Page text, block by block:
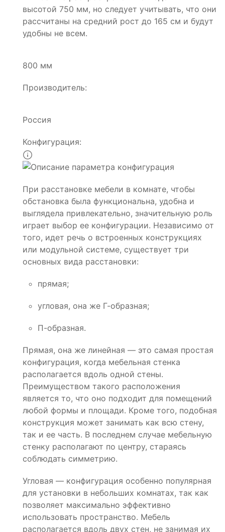
высотой 750 мм, но следует учитывать, что они
рассчитаны на средний рост до 165 см и будут
удобны не всем.
800 мм
Производитель:
Россия
Конфигурация:
При расстановке мебели в комнате, чтобы
обстановка была функциональна, удобна и
выглядела привлекательно, значительную роль
играет выбор ее конфигурации. Независимо от
того, идет речь о встроенных конструкциях
или модульной системе, существует три
основных вида расстановки:
прямая;
угловая, она же Г-образная;
П-образная.
Прямая, она же линейная — это самая простая
конфигурация, когда мебельная стенка
располагается вдоль одной стены.
Преимуществом такого расположения
является то, что оно подходит для помещений
любой формы и площади. Кроме того, подобная
конструкция может занимать как всю стену,
так и ее часть. В последнем случае мебельную
стенку располагают по центру, стараясь
соблюдать симметрию.
Угловая — конфигурация особенно популярная
для установки в небольших комнатах, так как
позволяет максимально эффективно
использовать пространство. Мебель
располагается вдоль двух стен, не занимая их